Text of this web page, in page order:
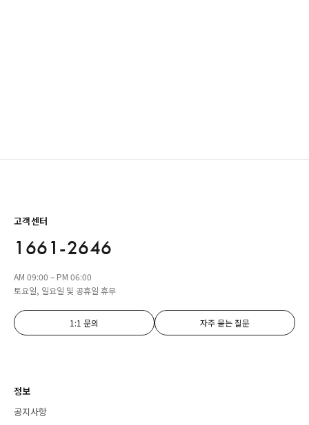
고객센터
1661-2646
AM 09:00 – PM 06:00
토요일, 일요일 및 공휴일 휴무
1:1 문의 자주 묻는 질문
정보
공지사항